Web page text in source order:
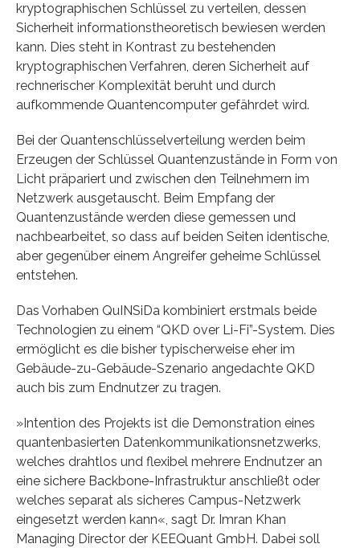
kryptographischen Schlüssel zu verteilen, dessen
Sicherheit informationstheoretisch bewiesen werden
kann. Dies steht in Kontrast zu bestehenden
kryptographischen Verfahren, deren Sicherheit auf
rechnerischer Komplexität beruht und durch
aufkommende Quantencomputer gefährdet wird.
Bei der Quantenschlüsselverteilung werden beim
Erzeugen der Schlüssel Quantenzustände in Form von
Licht präpariert und zwischen den Teilnehmern im
Netzwerk ausgetauscht. Beim Empfang der
Quantenzustände werden diese gemessen und
nachbearbeitet, so dass auf beiden Seiten identische,
aber gegenüber einem Angreifer geheime Schlüssel
entstehen.
Das Vorhaben QuINSiDa kombiniert erstmals beide
Technologien zu einem “QKD over Li-Fi”-System. Dies
ermöglicht es die bisher typischerweise eher im
Gebäude-zu-Gebäude-Szenario angedachte QKD
auch bis zum Endnutzer zu tragen.
»Intention des Projekts ist die Demonstration eines
quantenbasierten Datenkommunikationsnetzwerks,
welches drahtlos und flexibel mehrere Endnutzer an
eine sichere Backbone-Infrastruktur anschließt oder
welches separat als sicheres Campus-Netzwerk
eingesetzt werden kann«, sagt Dr. Imran Khan
Managing Director der KEEQuant GmbH. Dabei soll